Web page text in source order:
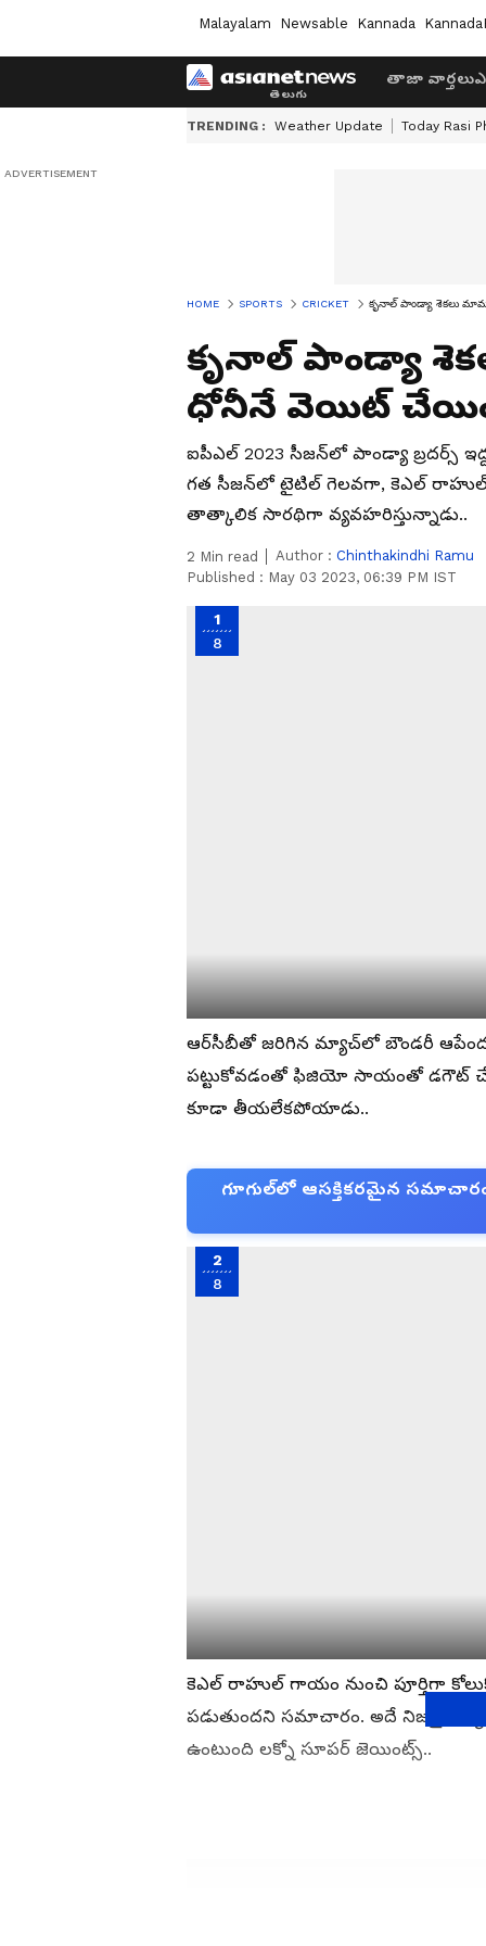
Malayalam Newsable Kannada
తాజా వార్తలు
TRENDING : Weather Update Today Rasi
HOME SPORTS CRICKET కృనాల్ పాండ్యా శెకలు
కృనాల్ పాండ్యా
ధోనీనే వెయిట్
ఐపీఎల్ 2023 సీజన్‌లో పాండ్యా బ్రదర్స్
గత సీజన్‌లో టైటిల్ గెలవగా, కెఎల్
తాత్కాలిక సారథిగా వ్యవహరిస్తున్నాడు..
2 Min read Author : Chinthakindhi Ramu
Published : May 03 2023, 06:39 PM IST
1
8
ఆర్‌సీబీతో జరిగిన మ్యాచ్‌లో బౌండరీ
పట్టుకోవడంతో ఫిజియో సాయంతో డగౌట్
కూడా తీయలేకపోయాడు..
గూగుల్‌లో ఆసక్తికరమైన
2
8
కెఎల్ రాహుల్ గాయం నుంచి పూర్తిగా
పడుతుందని సమాచారం. అదే నిజమైతే
ఉంటుంది లక్నో సూపర్ జెయింట్స్..